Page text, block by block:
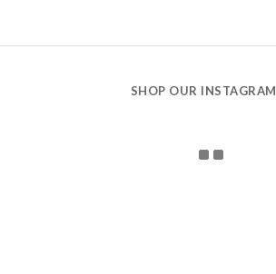
SHOP OUR INSTAGRAM